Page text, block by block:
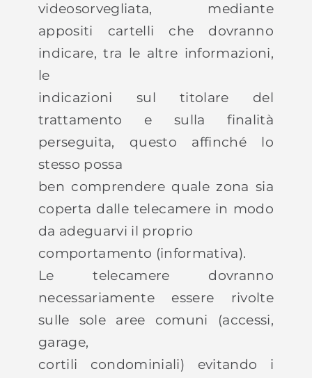
videosorvegliata, mediante
appositi cartelli che dovranno
indicare, tra le altre informazioni,
le
indicazioni sul titolare del
trattamento e sulla finalità
perseguita, questo affinché lo
stesso possa
ben comprendere quale zona sia
coperta dalle telecamere in modo
da adeguarvi il proprio
comportamento (informativa).
Le telecamere dovranno
necessariamente essere rivolte
sulle sole aree comuni (accessi,
garage,
cortili condominiali) evitando i